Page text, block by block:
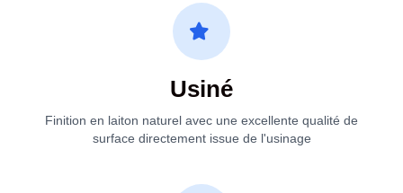
Usiné
Finition en laiton naturel avec une excellente qualité de
surface directement issue de l'usinage